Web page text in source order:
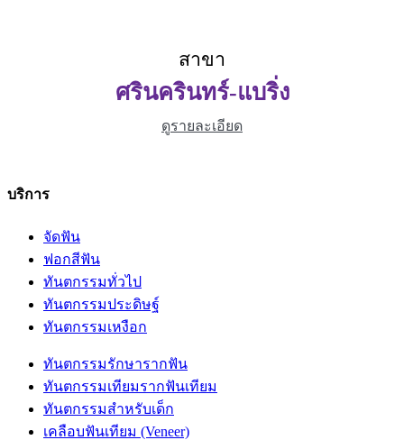
สาขา
ศรินครินทร์-แบริ่ง
ดูรายละเอียด
บริการ
จัดฟัน
ฟอกสีฟัน
ทันตกรรมทั่วไป
ทันตกรรมประดิษฐ์
ทันตกรรมเหงือก
ทันตกรรมรักษารากฟัน
ทันตกรรมเทียมรากฟันเทียม
ทันตกรรมสำหรับเด็ก
เคลือบฟันเทียม (Veneer)